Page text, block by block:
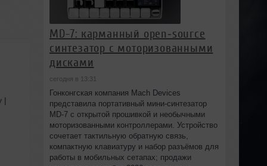
|
MD-7: карманный open‑source
синтезатор с моторизованными
дисками
сегодня в 13:31
Гонконгская компания Mach Devices
представила портативный мини‑синтезатор
MD-7 с открытой прошивкой и необычными
моторизованными контроллерами. Устройство
сочетает тактильную обратную связь,
компактную клавиатуру и набор разъёмов для
работы в мобильных сетапах; продажи